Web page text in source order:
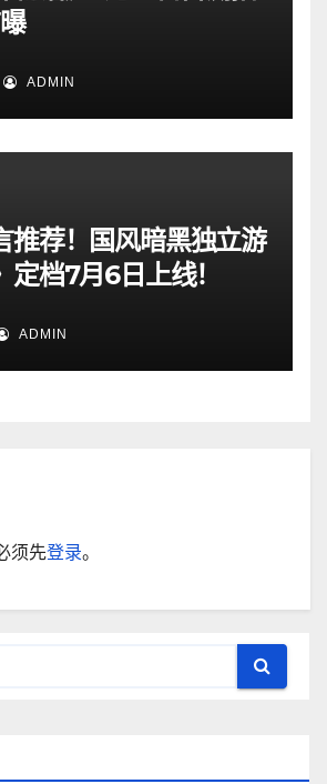
ADMIN
推荐！国风暗黑独立游
档7月6日上线！
ADMIN
须先登录。